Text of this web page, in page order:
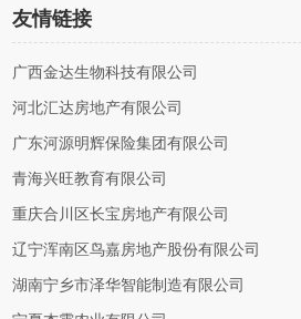
友情链接
广西金达生物科技有限公司
河北汇达房地产有限公司
广东河源明辉保险集团有限公司
青海兴旺教育有限公司
重庆合川区长宝房地产有限公司
辽宁浑南区鸟嘉房地产股份有限公司
湖南宁乡市泽华智能制造有限公司